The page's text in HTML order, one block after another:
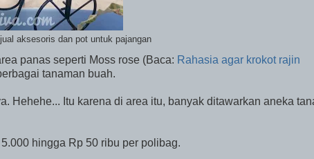
aksesoris dan pot untuk pajangan
panas seperti Moss rose (Baca: Rahasia agar krokot rajin
tanaman buah.
Hehehe... Itu karena di area itu, banyak ditawarkan aneka
hingga Rp 50 ribu per polibag.